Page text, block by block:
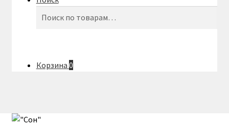
Корзина 0